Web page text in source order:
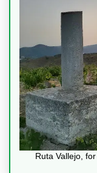
Ruta Vallejo,